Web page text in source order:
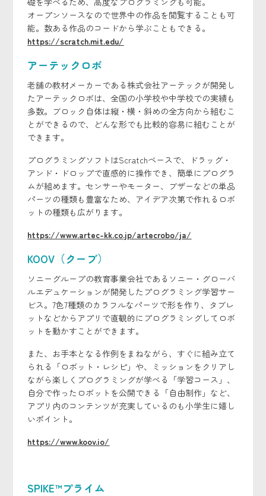
オープンソースなので世界中の作品を閲覧することも可
能。数ある作品のコードから学ぶこともできる。
https://scratch.mit.edu/
アーテックロボ
老舗の教材メーカーである株式会社アーテックが開発し
たアーテックロボは、全国の小学校や中学校での実績も
多数。ブロック自体は縦・横・斜めの全方向から組むこ
とができるので、どんな形でも比較的容易に組むことが
できます。
プログラミングソフトはScratchベースで、ドラッグ・
アンド・ドロップで直感的に操作でき、簡単にプログラ
ムが組めます。センサーやモーター、ブザーなどの単品
パーツの種類も豊富なため、アイデア次第で作れるロボ
ットの種類も広がります。
https://www.artec-kk.co.jp/artecrobo/ja/
KOOV（クーブ）
ソニーグループの教育事業会社であるソニー・グローバ
ルエデュケーションが開発したプログラミング学習サー
ビス。7色7種類のカラフルなパーツで形を作り、タブレ
ットなどからアプリで直観的にプログラミングしてロボ
ットを動かすことができます。
また、お手本となる作例をまねながら、すぐに組み立て
られる「ロボット・レシピ」や、ミッションをクリアし
ながら楽しくプログラミングが学べる「学習コース」、
自分で作ったロボットを公開できる「自由制作」など、
アプリ内のコンテンツが充実しているのも小学生に嬉し
いポイント。
https://www.koov.io/
SPIKE™プライム